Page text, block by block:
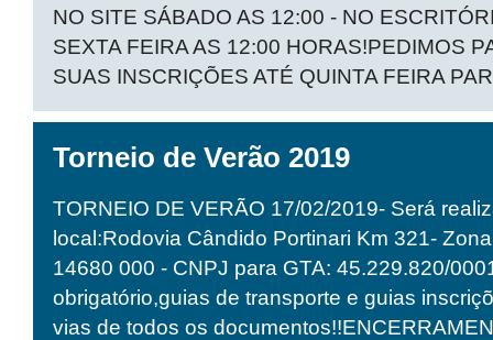
NO SITE SÁBADO AS 12:00 - NO
SEXTA FEIRA AS 12:00 HORAS!PEDIMOS
SUAS INSCRIÇÕES ATÉ QUINTA FEIRA
Torneio de Verão 2019
TORNEIO DE VERÃO 17/02/2019- Será
local:Rodovia Cândido Portinari Km 321-
14680 000 - CNPJ para GTA: 45.229.820/
obrigatório,guias de transporte e guias
vias de todos os